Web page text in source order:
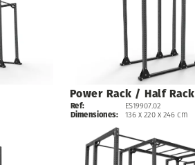
Power Rack / Half Rack
Ref:
Dimensiones:
ES19907.02
136 x 220 x 246 cm